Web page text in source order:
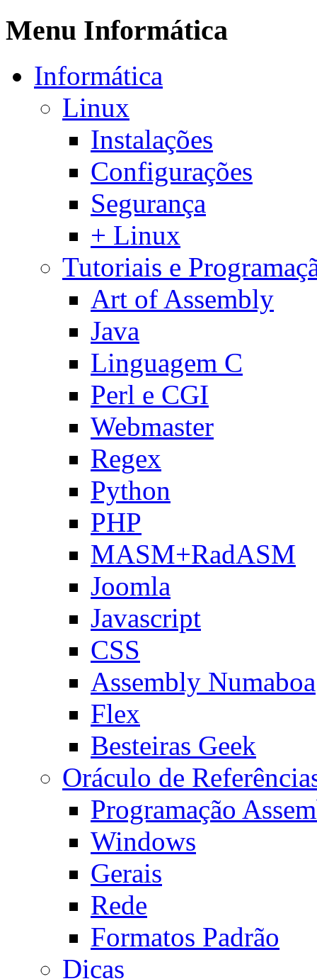
Menu Informática
Informática
Linux
Instalações
Configurações
Segurança
+ Linux
Tutoriais e
Art of Assembly
Java
Linguagem C
Perl e CGI
Webmaster
Regex
Python
PHP
MASM+RadASM
Joomla
Javascript
CSS
Assembly Numaboa
Flex
Besteiras Geek
Oráculo de
Programação
Windows
Gerais
Rede
Formatos Padrão
Dicas